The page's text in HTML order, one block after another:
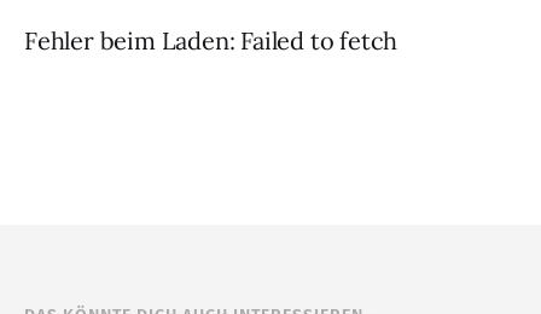
Fehler beim Laden: Failed to fetch